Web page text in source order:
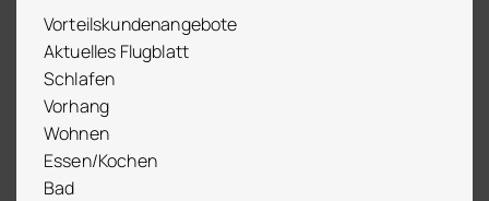
Vorteilskundenangebote
Aktuelles Flugblatt
Schlafen
Vorhang
Wohnen
Essen/Kochen
Bad